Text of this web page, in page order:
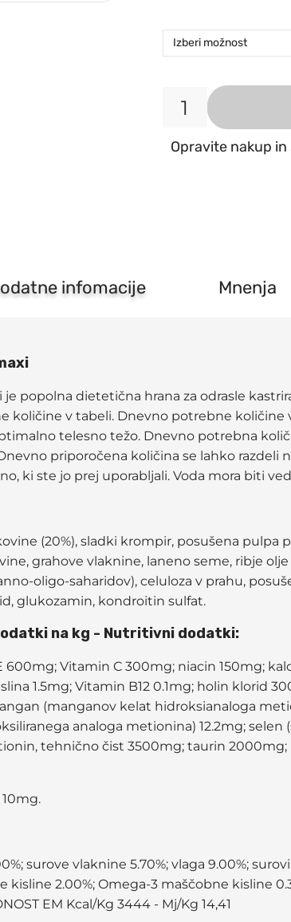
Quinoa
Opravite nakup
infomacije Mnenja
popolna dietetična hrana za odrasle
količine v tabeli. Dnevno potrebne
telesno težo. Dnevno potrebna
priporočena količina se lahko razdeli
ki ste jo prej uporabljali. Voda mora biti
(20%), sladki krompir, posušena pulpa
grahove vlaknine, laneno seme, ribje
oligo-saharidov), celuloza v prahu,
glukozamin, kondroitin sulfat.
Dodatki na kg - Nutritivni dodatki:
600mg; Vitamin C 300mg; niacin 150mg;
1.5mg; Vitamin B12 0.1mg; holin klorid
(manganov kelat hidroksianaloga
analoga metionina) 12.2mg;
tehnično čist 3500mg; taurin
surove vlaknine 5.70%; vlaga 9.00%;
kisline 2.00%; Omega-3 maščobne kisline
EM Kcal/Kg 3444 - Mj/Kg 14,41